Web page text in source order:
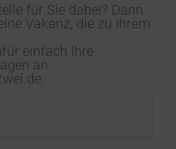
für Sie dabei? Dann
Vakanz, die zu Ihrem
einfach Ihre
an